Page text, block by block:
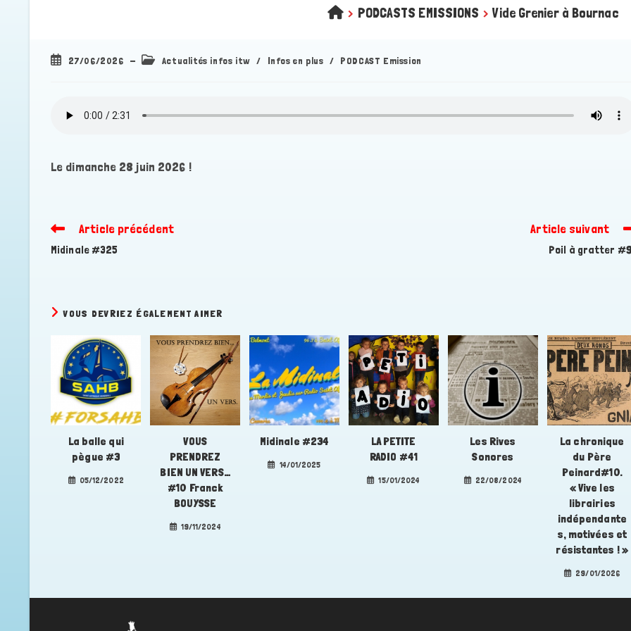
> PODCASTS EMISSIONS > Vide Grenier à Bournac
Publication
27/06/2026
PostActualités infos itw / Infos en plus / PODCAST Emission
Le dimanche 28 juin 2026 !
Read
articles
Article précédent
Midinale #325
Article suivant
Poil à gratter
VOUS DEVRIEZ ÉGALEMENT AIMER
La balle qui
pègue #3
05/12/2022
VOUS
PRENDREZ
BIEN UN VERS…
#10 Franck
BOUYSSE
19/11/2024
Midinale #234
14/01/2025
LA PETITE
RADIO #41
15/01/2024
Les Rives
Sonores
22/08/2024
La chronique
du Père
Peinard#10.
« Vive les
librairies
indépendante
s, motivées et
résistantes ! »
29/01/2026